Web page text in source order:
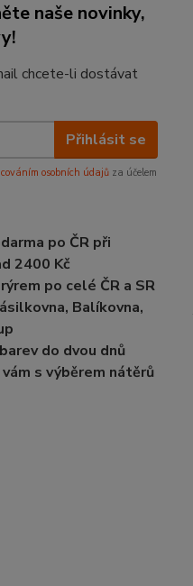
naše novinky,
chcete-li dostávat
Přihlásit se
osobních údajů za účelem
po ČR při
2400 Kč
po celé ČR a SR
Balíkovna,
do dvou dnů
s výběrem nátěrů